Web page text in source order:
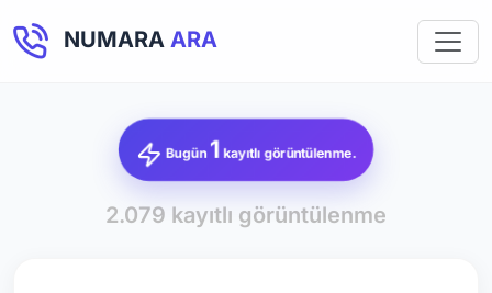
NUMARA ARA
Bugün 1 kayıtlı görüntülenme.
2.079 kayıtlı görüntülenme